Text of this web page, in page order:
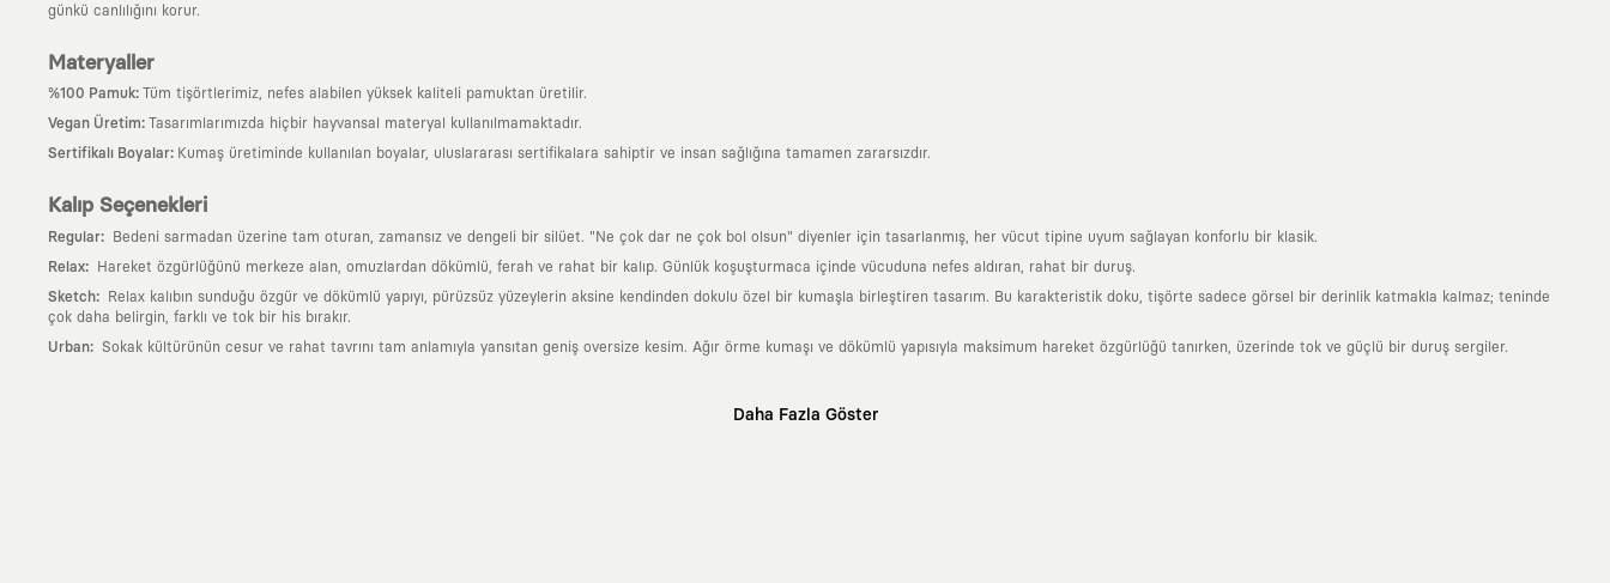
günkü canlılığını korur.
Materyaller
%100 Pamuk: Tüm tişörtlerimiz, nefes alabilen yüksek kaliteli pamuktan üretilir.
Vegan Üretim: Tasarımlarımızda hiçbir hayvansal materyal kullanılmamaktadır.
Sertifikalı Boyalar: Kumaş üretiminde kullanılan boyalar, uluslararası sertifikalara sahiptir ve insan sağlığına tamamen zararsızdır.
Kalıp Seçenekleri
Regular: Bedeni sarmadan üzerine tam oturan, zamansız ve dengeli bir silüet. "Ne çok dar ne çok bol olsun" diyenler için tasarlanmış, her vücut tipine uyum sağlayan konforlu bir klasik.
Relax: Hareket özgürlüğünü merkeze alan, omuzlardan dökümlü, ferah ve rahat bir kalıp. Günlük koşuşturmaca içinde vücuduna nefes aldıran, rahat bir duruş.
Sketch:
Relax kalıbın sunduğu özgür ve dökümlü yapıyı, pürüzsüz yüzeylerin aksine kendinden dokulu özel bir kumaşla birleştiren tasarım. Bu karakteristik doku, tişörte sadece görsel bir derinlik katmakla kalmaz; teninde
çok daha belirgin, farklı ve tok bir his bırakır.
Urban: Sokak kültürünün cesur ve rahat tavrını tam anlamıyla yansıtan geniş oversize kesim. Ağır örme kumaşı ve dökümlü yapısıyla maksimum hareket özgürlüğü tanırken, üzerinde tok ve güçlü bir duruş sergiler.
Daha Fazla Göster